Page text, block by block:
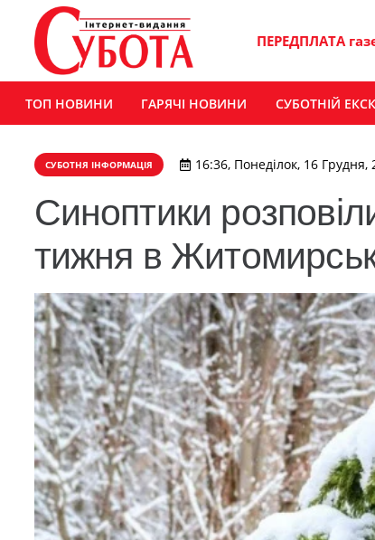
ПЕРЕДПЛАТА
ТОП НОВИНИ ГАРЯЧІ НОВИНИ СУБОТНІЙ
СУБОТНЯ ІНФОРМАЦІЯ 16:36, Понеділок, 16 Грудня,
Синоптики
тижня в